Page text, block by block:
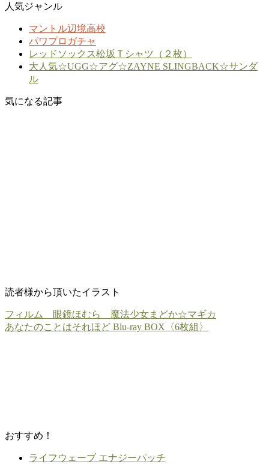
人気ジャンル
マントル辺境高校
パワプロガチャ
レッドソックス松坂Ｔシャツ（２枚）
大人気☆UGG☆アグ☆ZAYNE SLINGBACK☆サンダ
ル
気になる記事
読者様から頂いたイラスト
フィルム 眼鏡ほむら 魔法少女まどか☆マギカ
あなたのことはそれほど Blu-ray BOX〈6枚組〉
おすすめ！
ライフウェーブ エナジーパッチ